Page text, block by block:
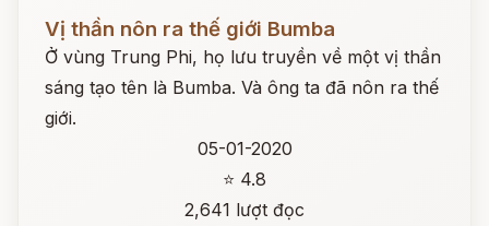
Đọc ngay
Vị thần nôn ra thế giới Bumba
Ở vùng Trung Phi, họ lưu truyền về một vị thần
sáng tạo tên là Bumba. Và ông ta đã nôn ra thế
giới.
05-01-2020
⭐ 4.8
2,641 lượt đọc